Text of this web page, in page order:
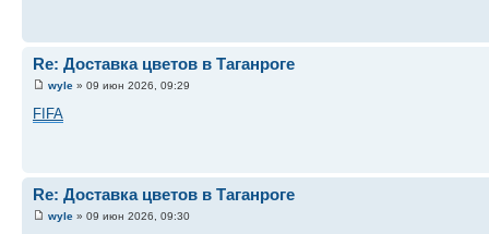
Re: Доставка цветов в Таганроге
wyle » 09 июн 2026, 09:29
FIFA
Re: Доставка цветов в Таганроге
wyle » 09 июн 2026, 09:30